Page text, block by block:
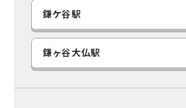
鎌ケ谷駅
鎌ヶ谷大仏駅